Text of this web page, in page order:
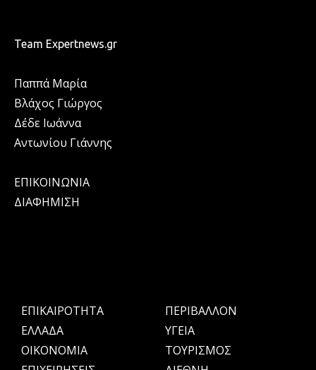
Team Expertnews.gr
Παππά Μαρία
Βλάχος Γιώργος
Δέδε Ιωάννα
Αντωνίου Γιάννης
ΕΠΙΚΟΙΝΩΝΙΑ
ΔΙΑΦΗΜΙΣΗ
ΕΠΙΚΑΙΡΟΤΗΤΑ
ΕΛΛΑΔΑ
OIKONOMIA
ΠΕΡΙΒΑΛΛΟΝ
ΥΓΕΙΑ
ΤΟΥΡΙΣΜΟΣ